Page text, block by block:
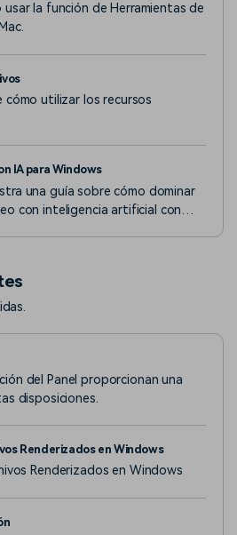
usar la función de Herramientas de
cómo utilizar los recursos
IA para Windows
una guía sobre cómo dominar
con inteligencia artificial con
del Panel proporcionan una
disposiciones.
Renderizados en Windows
Renderizados en Windows